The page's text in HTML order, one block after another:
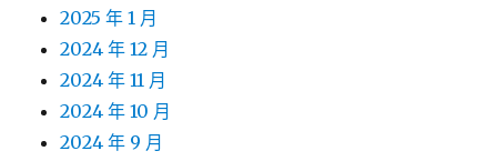
2025 年 1 月
2024 年 12 月
2024 年 11 月
2024 年 10 月
2024 年 9 月